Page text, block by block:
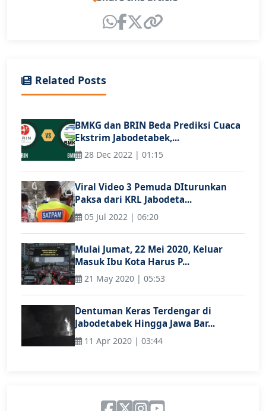
Related Posts
BMKG dan BRIN Beda Prediksi Cuaca
Ekstrim Jabodetabek,...
28 Dec 2022 | 01:15
Viral Video 3 Pemuda DIturunkan
Paksa dari KRL Jabodeta...
05 Jul 2022 | 06:20
Mulai Jumat, 22 Mei 2020, Keluar
Masuk Ibu Kota Harus P...
21 May 2020 | 05:53
Dentuman Keras Terdengar di
Jabodetabek Hingga Jawa Bar...
11 Apr 2020 | 03:44